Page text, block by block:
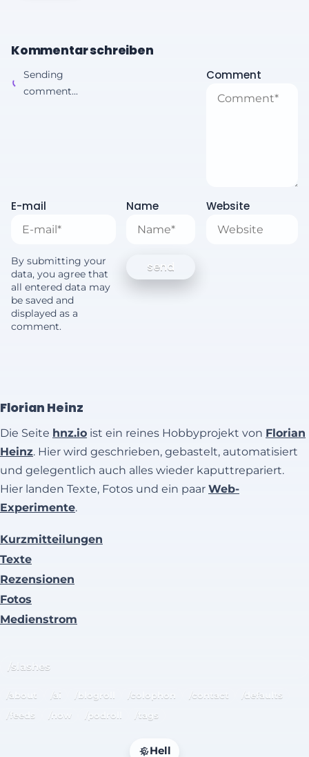
Kommentar schreiben
Sending
comment...
Comment
E-mail Name Website
By submitting your
data, you agree that
all entered data may
be saved and
displayed as a
comment.
Florian Heinz
Die Seite hnz.io ist ein reines Hobbyprojekt von Florian
Heinz. Hier wird geschrieben, gebastelt, automatisiert
und gelegentlich auch alles wieder kaputtrepariert.
Hier landen Texte, Fotos und ein paar Web-
Experimente.
Kurzmitteilungen
Texte
Rezensionen
Fotos
Medienstrom
/slashes
/about /ai /blogroll /colophon /contact
/defaults
/feeds
/now /podroll /tags
Hell